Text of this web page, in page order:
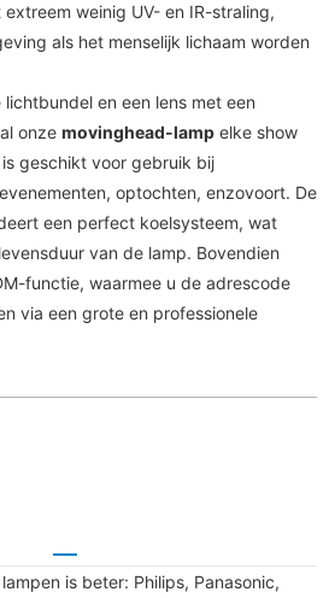
weinig UV- en IR-straling,
als het menselijk lichaam worden
en een lens met een
onze movinghead-lamp elke show
geschikt voor gebruik bij
optochten, enzovoort. De
een perfect koelsysteem, wat
van de lamp. Bovendien
functie, waarmee u de adrescode
via een grote en professionele
is beter: Philips, Panasonic,